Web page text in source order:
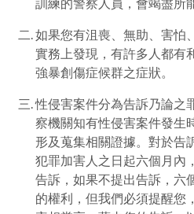
如果您有沮喪、無助、害怕
實務上發現，有許多人都有
強暴創傷症候群之症狀。
性侵害案件分為告訴乃論之
察機關知有性侵害案件發生
形及蒐集相關證據。對於告
犯罪加害人之日起六個月內
告訴，如果不提出告訴，六
的權利，但我們必須提醒您